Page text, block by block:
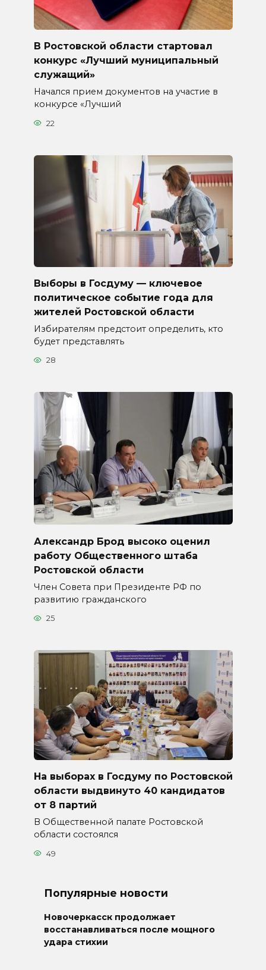
В Ростовской области стартовал
конкурс «Лучший муниципальный
служащий»
Начался прием документов на участие в
конкурсе «Лучший
22
Выборы в Госдуму — ключевое
политическое событие года для
жителей Ростовской области
Избирателям предстоит определить, кто
будет представлять
28
Александр Брод высоко оценил
работу Общественного штаба
Ростовской области
Член Совета при Президенте РФ по
развитию гражданского
25
На выборах в Госдуму по Ростовской
области выдвинуто 40 кандидатов
от 8 партий
В Общественной палате Ростовской
области состоялся
49
Популярные новости
Новочеркасск продолжает
восстанавливаться после мощного
удара стихии